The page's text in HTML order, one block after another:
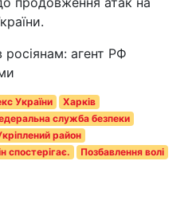
росіянам: агент РФ
України
Харків
служба безпеки
район
спостерігає.
Позбавлення волі